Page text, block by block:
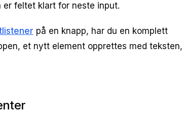
feltet klart for neste input.
på en knapp, har du en komplett
et nytt element opprettes med teksten,